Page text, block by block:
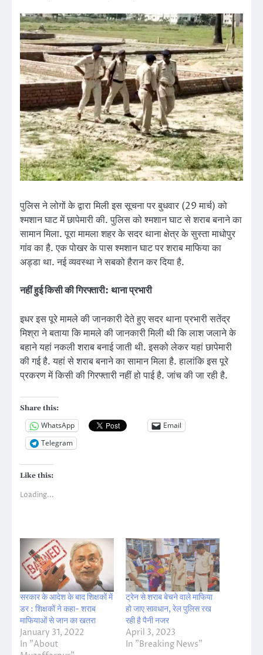
पुलिस ने लोगों के द्वारा मिली इस सूचना पर बुधवार (29 मार्च) को
श्मशान घाट में छापेमारी की. पुलिस को श्मशान घाट से शराब बनाने का
सामान मिला. पूरा मामला शहर के सदर थाना क्षेत्र के सुस्ता माधोपुर
गांव का है. एक पोखर के पास श्मशान घाट पर शराब माफिया का
अड्डा था. नई व्यवस्था ने सबको हैरान कर दिया है.
नहीं हुई किसी की गिरफ्तारी: थाना प्रभारी
इधर इस पूरे मामले की जानकारी देते हुए सदर थाना प्रभारी सतेंद्र
मिश्रा ने बताया कि मामले की जानकारी मिली थी कि लाश जलाने के
बहाने यहां नकली शराब बनाई जाती थी. इसको लेकर यहां छापेमारी
की गई है. यहां से शराब बनाने का सामान मिला है. हालांकि इस पूरे
प्रकरण में किसी की गिरफ्तारी नहीं हो पाई है. जांच की जा रही है.
Share this:
WhatsApp
Email
Telegram
Like this:
Loading...
सरकार के आदेश के बाद शिक्षकों में
डर : शिक्षकों ने कहा- शराब
माफियाओं से जान का खतरा
January 31, 2022
In "About
ट्रेन से शराब बेचने वाले माफिया
हो जाए सावधान, रेल पुलिस रख
रही है पैनी नजर
April 3, 2023
In "Breaking News"